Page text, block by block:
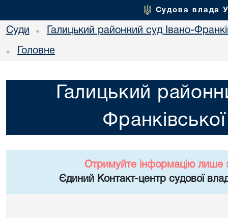
Судова влада
Суди • Галицький районний суд Івано-
• Головне
Галицький
Отримуйте інформацію лише
Єдиний Контакт-центр судової